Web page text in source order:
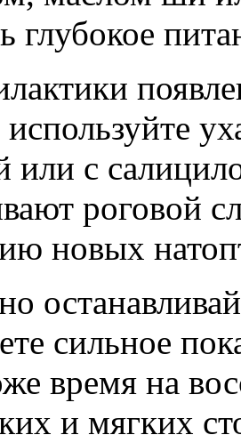
глубокое
используйте
или с
роговой
новых
сильное
время на
и мягких